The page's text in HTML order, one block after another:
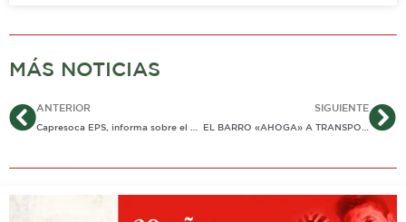
MÁS NOTICIAS
AntANTERIOR
Capresoca EPS, informa sobre el protocolo de atención de pacientes en resguardos indígenas
SIGUIENTE
EL BARRO «AHOGA» A TRANSPORTADORES Y ESCOLARES EN VÍA DE OROCUÉ